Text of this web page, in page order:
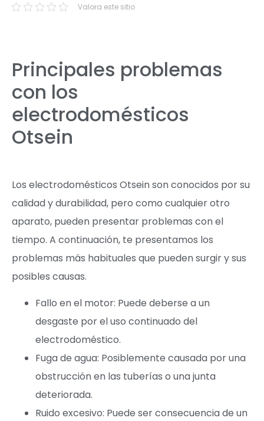
Valora este sitio
Principales problemas
con los
electrodomésticos
Otsein
Los electrodomésticos Otsein son conocidos por su
calidad y durabilidad, pero como cualquier otro
aparato, pueden presentar problemas con el
tiempo. A continuación, te presentamos los
problemas más habituales que pueden surgir y sus
posibles causas.
Fallo en el motor: Puede deberse a un
desgaste por el uso continuado del
electrodoméstico.
Fuga de agua: Posiblemente causada por una
obstrucción en las tuberías o una junta
deteriorada.
Ruido excesivo: Puede ser consecuencia de un